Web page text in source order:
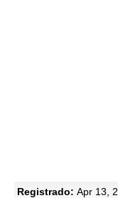
Registrado: Apr 13,